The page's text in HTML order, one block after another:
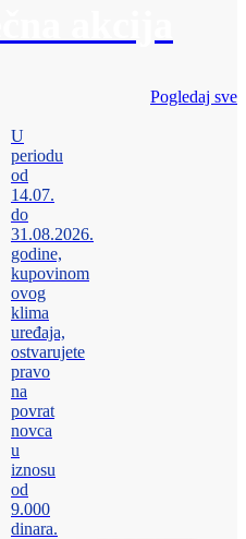
Pogledaj sve
U
periodu
od
14.07.
do
31.08.2026.
godine,
kupovinom
ovog
klima
uređaja,
ostvarujete
pravo
na
povrat
novca
u
iznosu
od
9.000
dinara.